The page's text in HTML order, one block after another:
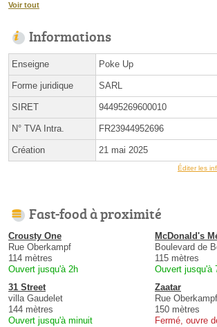
Voir tout
Informations
Enseigne Poke Up
Forme juridique SARL
SIRET 94495269600010
N° TVA Intra. FR23944952696
Création 21 mai 2025
Éditer les
Fast-food à proximité
Crousty One
Rue Oberkampf
114 mètres
Ouvert jusqu'à 2h
McDonald's
Boulevard de
115 mètres
Ouvert jusqu'à
31 Street
villa Gaudelet
144 mètres
Ouvert jusqu'à minuit
Zaatar
Rue Oberkampf
150 mètres
Fermé, ouvre